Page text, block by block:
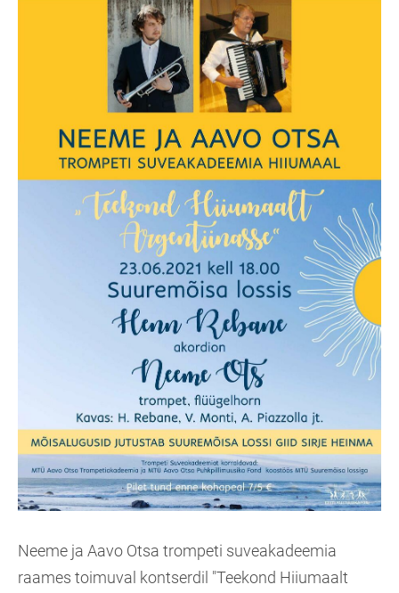
Neeme ja Aavo Otsa trompeti suveakadeemia
raames toimuval kontserdil "Teekond Hiiumaalt